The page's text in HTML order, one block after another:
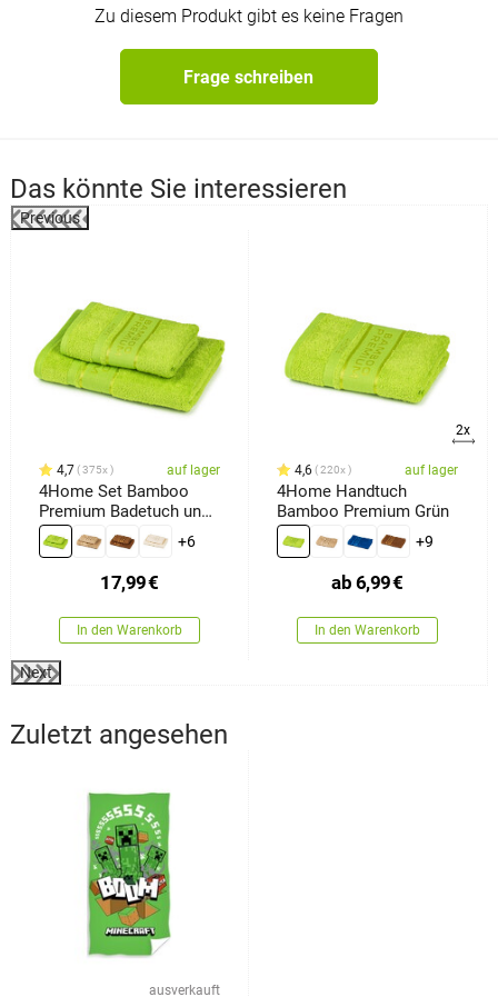
Zu diesem Produkt gibt es keine Fragen
Frage schreiben
Das könnte Sie interessieren
Previous
4,7 375x auf lager
4Home Set Bamboo
Premium Badetuch und
Handtuch Grün, 70 x 140
cm, 50 x 100 cm
+6
17,99€
In den Warenkorb
2x
4,6 220x auf lager
4Home Handtuch
Bamboo Premium Grün
+9
ab 6,99€
In den Warenkorb
Next
Zuletzt angesehen
ausverkauft